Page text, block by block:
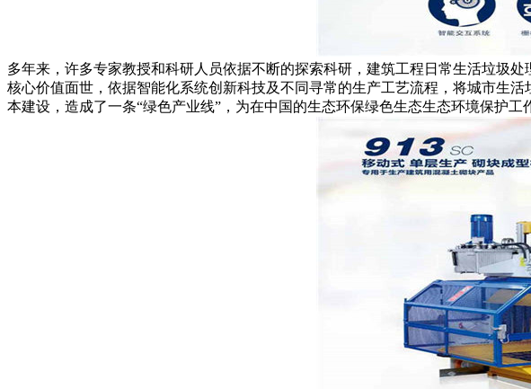
多年来，许多专家教授和科研人员依据不断的探索科研，建筑工程日常生活垃圾
核心价值面世，依据智能化系统创新科技及不同寻常的生产工艺流程，将城市生
本建设，造成了一条“绿色产业线”，为在中国的生态环保绿色生态生态环境保护工